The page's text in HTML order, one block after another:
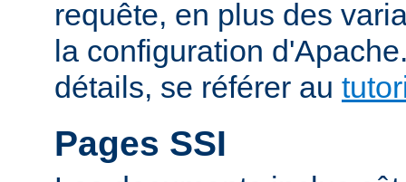
requête, en plus des
la configuration
détails, se référer au
Pages SSI